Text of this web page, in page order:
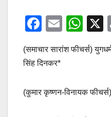
F
c
e
b
E
ail
W
h
at
A
(समाचार सारांश फीचर्स)
सिंह दिनकर*
(कुमार कृष्णन-विनायक फीचर्स)